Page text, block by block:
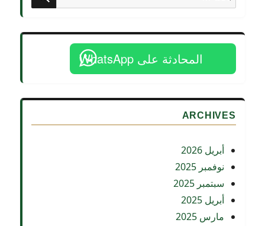
وأحكام
عن:
المحادثة على WhatsApp
ARCHIVES
أبريل 2026
نوفمبر 2025
سبتمبر 2025
أبريل 2025
مارس 2025